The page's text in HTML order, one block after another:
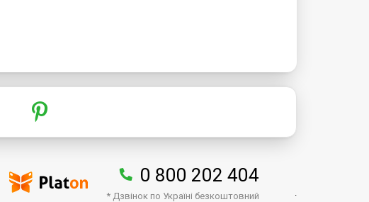
0 800 202 404
* Дзвінок по Україні безкоштовний .